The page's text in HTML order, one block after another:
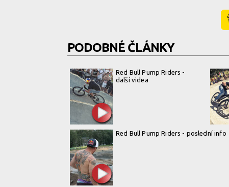
PODOBNÉ ČLÁNKY
Red Bull Pump Riders -
další videa
Red Bull Pump Riders - poslední info